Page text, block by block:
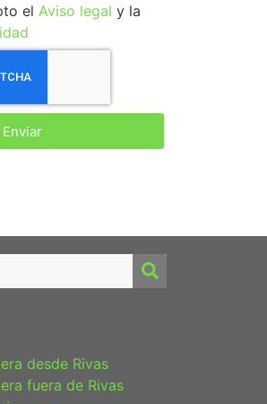
el Aviso legal y la
Enviar
desde Rivas
fuera de Rivas